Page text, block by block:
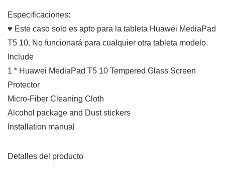
Especificaciones:
♥ Este caso solo es apto para la tableta Huawei MediaPad
T5 10. No funcionará para cualquier otra tableta modelo.
Include
1 * Huawei MediaPad T5 10 Tempered Glass Screen
Protector
Micro-Fiber Cleaning Cloth
Alcohol package and Dust stickers
Installation manual
Detalles del producto